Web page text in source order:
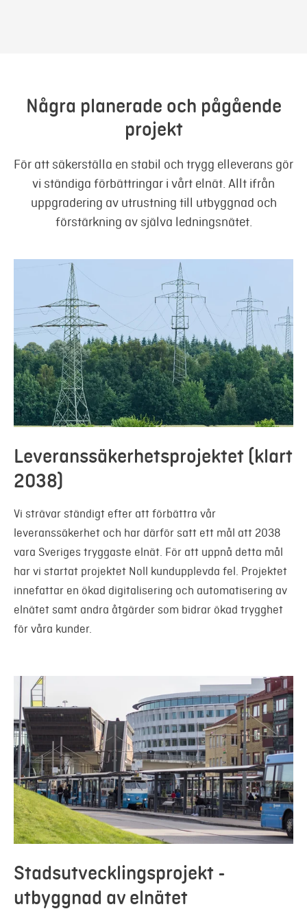
Några planerade och pågående
projekt
För att säkerställa en stabil och trygg elleverans gör
vi ständiga förbättringar i vårt elnät. Allt ifrån
uppgradering av utrustning till utbyggnad och
förstärkning av själva ledningsnätet.
Leveranssäkerhetsprojektet (klart
2038)
Vi strävar ständigt efter att förbättra vår
leveranssäkerhet och har därför satt ett mål att 2038
vara Sveriges tryggaste elnät. För att uppnå detta mål
har vi startat projektet Noll kundupplevda fel. Projektet
innefattar en ökad digitalisering och automatisering av
elnätet samt andra åtgärder som bidrar ökad trygghet
för våra kunder.
Stadsutvecklingsprojekt -
utbyggnad av elnätet